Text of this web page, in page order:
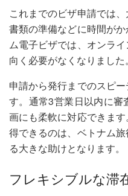
これまでのビザ申請では
書類の準備などに時間が
ム電子ビザでは、オンラ
向く必要がなくなりました。
申請から発行までのスピ
す。通常3営業日以内に
画にも柔軟に対応できま
得できるのは、ベトナム
る大きな助けとなります。
フレキシブルな滞